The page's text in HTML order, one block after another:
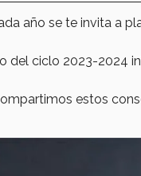
año se te invita a
del ciclo 2023-2024
estos